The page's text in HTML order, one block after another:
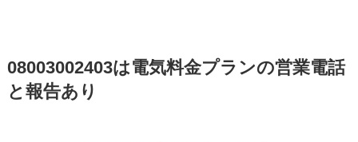
08003002403は電気料金プランの営業電話
と報告あり